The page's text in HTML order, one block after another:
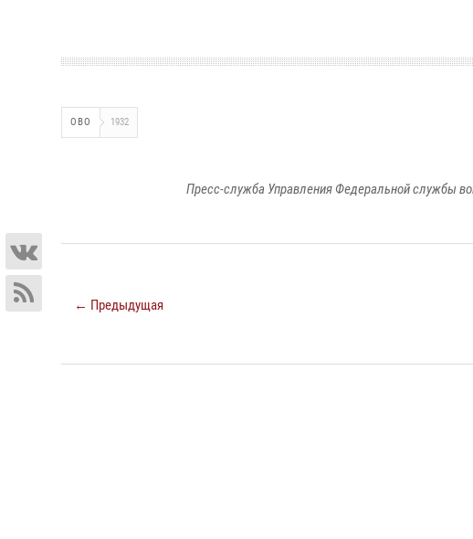
ОВО 1932
Пресс-служба Управления Федеральной службы
← Предыдущая